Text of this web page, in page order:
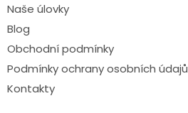
Naše úlovky
Blog
Obchodní podmínky
Podmínky ochrany osobních údajů
Kontakty